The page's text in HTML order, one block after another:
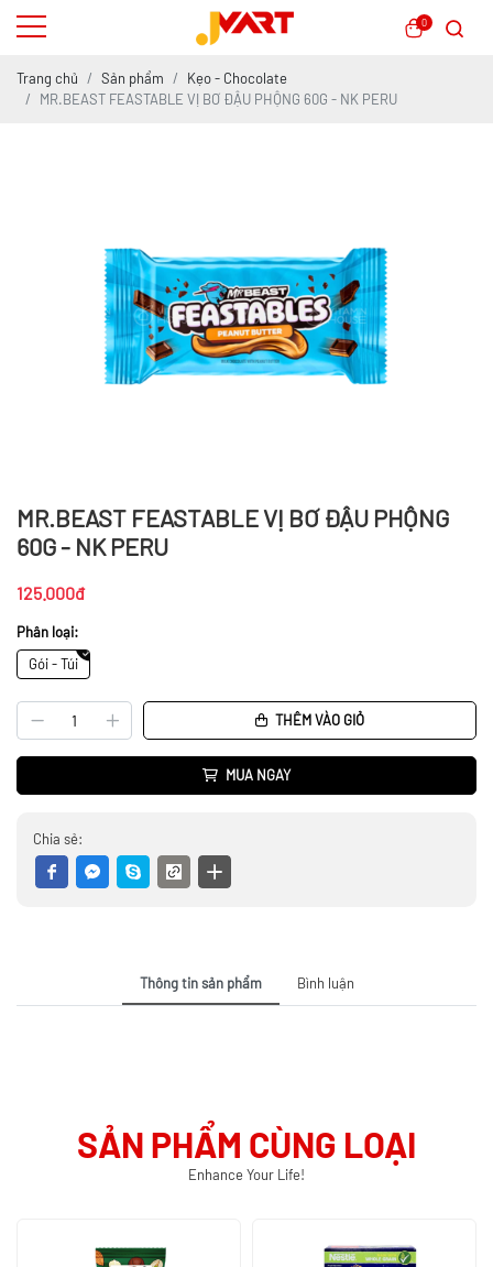
0
Trang chủ Sản phẩm
Kẹo - Chocolate
MR.BEAST FEASTABLE VỊ BƠ ĐẬU PHỘNG 60G - NK PERU
MR.BEAST FEASTABLE VỊ BƠ ĐẬU PHỘNG
60G - NK PERU
125.000đ
Phân loại:
Gói - Túi
THÊM VÀO GIỎ
MUA NGAY
Chia sẻ:
Thông tin sản phẩm Bình luận
SẢN PHẨM CÙNG LOẠI
Enhance Your Life!